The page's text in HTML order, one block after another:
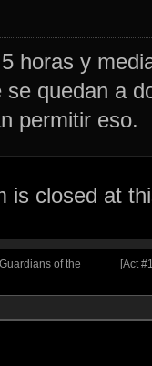
horas y
quedan a
permitir eso.
is closed at
of the
[Act